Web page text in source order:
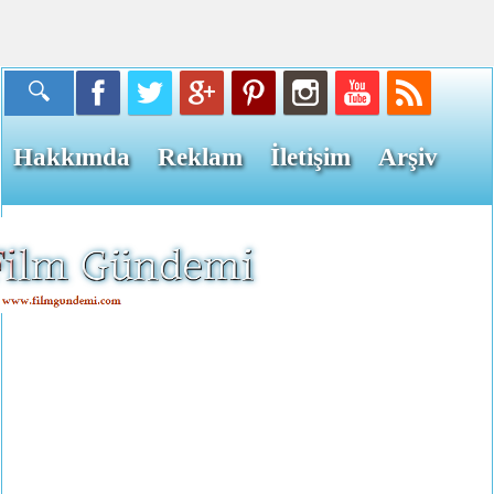
Hakkımda Reklam İletişim Arşiv